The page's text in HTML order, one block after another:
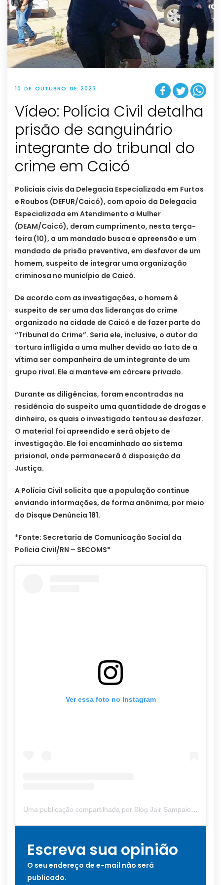
10 DE OUTUBRO DE 2023
Vídeo: Polícia Civil detalha
prisão de sanguinário
integrante do tribunal do
crime em Caicó
Policiais civis da Delegacia Especializada em Furtos
e Roubos (DEFUR/Caicó), com apoio da Delegacia
Especializada em Atendimento a Mulher
(DEAM/Caicó), deram cumprimento, nesta terça-
feira (10), a um mandado busca e apreensão e um
mandado de prisão preventiva, em desfavor de um
homem, suspeito de integrar uma organização
criminosa no município de Caicó.
De acordo com as investigações, o homem é
suspeito de ser uma das lideranças do crime
organizado na cidade de Caicó e de fazer parte do
“Tribunal do Crime”. Seria ele, inclusive, o autor da
tortura infligida a uma mulher devido ao fato de a
vítima ser companheira de um integrante de um
grupo rival. Ele a manteve em cárcere privado.
Durante as diligências, foram encontradas na
residência do suspeito uma quantidade de drogas e
dinheiro, os quais o investigado tentou se desfazer.
O material foi apreendido e será objeto de
investigação. Ele foi encaminhado ao sistema
prisional, onde permanecerá à disposição da
Justiça.
A Polícia Civil solicita que a população continue
enviando informações, de forma anônima, por meio
do Disque Denúncia 181.
*Fonte: Secretaria de Comunicação Social da
Polícia Civil/RN – SECOMS*
Ver essa foto no Instagram
Uma publicação compartilhada por Blog Jair Sampaio (@blogjairsampaio_)
Escreva sua opinião
O seu endereço de e-mail não será
publicado.